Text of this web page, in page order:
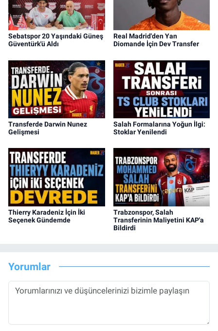
Sebatspor 20 Yaşındaki Güneş
Güventürk'ü Aldı
Real Madrid'den Yan
Diomande İçin Dev Transfer
Transferde Darwin Nunez
Gelişmesi
Salah Formalarına Yoğun İlgi:
Stoklar Yenilendi
Thierry Karadeniz İçin İki
Seçenek Gündemde
Trabzonspor, Salah
Transferinin Maliyetini KAP'a
Bildirdi
Yorumlar